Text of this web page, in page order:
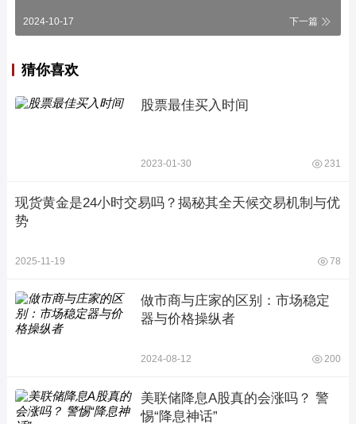
2024-10-17 下一篇
猜你喜欢
股票最佳买入时间
2023-01-30 231
现货黄金是24小时交易吗？揭秘其全天候交易机制与优
势
2025-11-19 78
做市商与庄家的区别：市场稳定
器与价格操纵者
2024-08-12 200
美联储降息A股真的会涨吗？ 警
惕“降息神话”